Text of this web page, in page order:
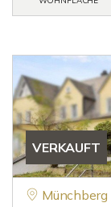
VERKAUFT
Münchberg